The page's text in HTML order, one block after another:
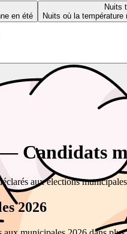
en été
Nuits
Nuits où la température
Candidats
aux élections
2026